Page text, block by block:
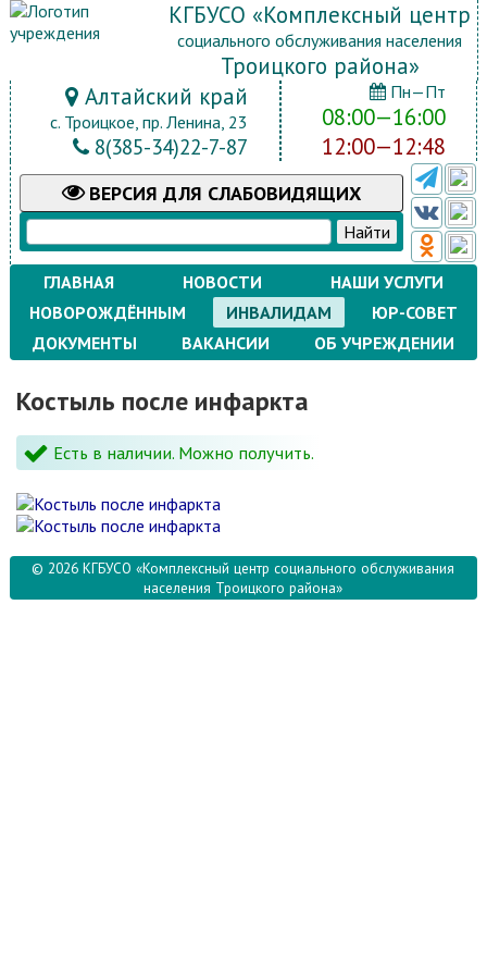
КГБУСО «Комплексный центр
социального обслуживания населения
Троицкого района»
Алтайский край
с. Троицкое, пр. Ленина, 23
8(385-34)22-7-87
Пн—Пт
08:00—16:00
12:00—12:48
ВЕРСИЯ ДЛЯ СЛАБОВИДЯЩИХ
ГЛАВНАЯ НОВОСТИ
НАШИ УСЛУГИ
НОВОРОЖДЁННЫМ
ИНВАЛИДАМ
ЮР-СОВЕТ
ДОКУМЕНТЫ
ВАКАНСИИ ОБ УЧРЕЖДЕНИИ
Костыль после инфаркта
Есть в наличии. Можно получить.
© 2026 КГБУСО «Комплексный центр социального обслуживания
населения Троицкого района»